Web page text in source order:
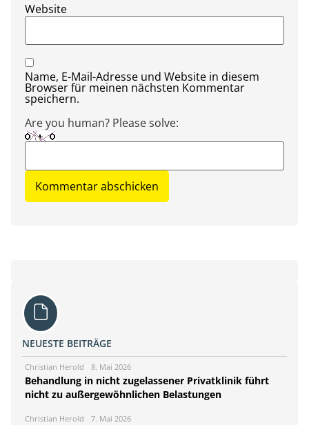
Website
Name, E-Mail-Adresse und Website in diesem
Browser für meinen nächsten Kommentar
speichern.
Are you human? Please solve:
NEUESTE BEITRÄGE
Christian Herold 8. Mai 2026
Behandlung in nicht zugelassener Privatklinik führt
nicht zu außergewöhnlichen Belastungen
Christian Herold 7. Mai 2026